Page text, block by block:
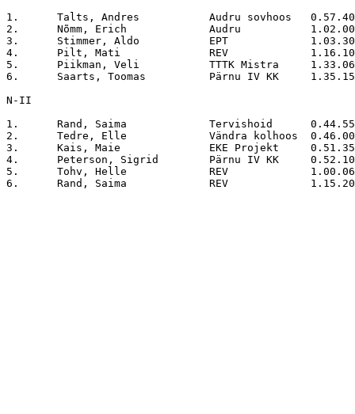
1.	Talts, Andres		Audru sovhoos	0.57.40
2.	Nõmm, Erich		Audru		1.02.00
3.	Stimmer, Aldo		EPT		1.03.30
4.	Pilt, Mati		REV		1.16.10
5.	Piikman, Veli		TTTK Mistra	1.33.06
6.	Saarts, Toomas		Pärnu IV KK	1.35.15
N-II
1.	Rand, Saima		Tervishoid	0.44.55
2.	Tedre, Elle		Vändra kolhoos	0.46.00
3.	Kais, Maie		EKE Projekt	0.51.35
4.	Peterson, Sigrid	Pärnu IV KK	0.52.10
5.	Tohv, Helle		REV		1.00.06